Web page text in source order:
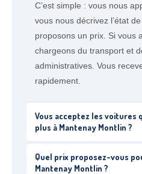
C’est simple : vous nous
vous nous décrivez l’état
proposons un prix. Si vous
chargeons du transport et
administratives. Vous
rapidement.
Vous acceptez les voitures
plus à Mantenay Montlin ?
Quel prix proposez-vous
Mantenay Montlin ?